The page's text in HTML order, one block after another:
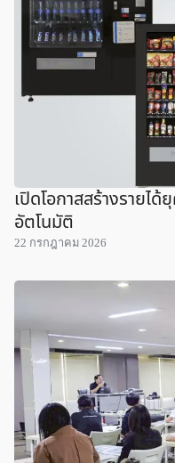
เปิดโอกาสสร้างรายไ
อัตโนมัติ
22 กรกฎาคม 2026